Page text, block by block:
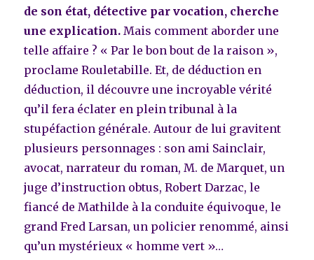
de son état, détective par vocation, cherche
une explication. Mais comment aborder une
telle affaire ? « Par le bon bout de la raison »,
proclame Rouletabille. Et, de déduction en
déduction, il découvre une incroyable vérité
qu’il fera éclater en plein tribunal à la
stupéfaction générale. Autour de lui gravitent
plusieurs personnages : son ami Sainclair,
avocat, narrateur du roman, M. de Marquet, un
juge d’instruction obtus, Robert Darzac, le
fiancé de Mathilde à la conduite équivoque, le
grand Fred Larsan, un policier renommé, ainsi
qu’un mystérieux « homme vert »…